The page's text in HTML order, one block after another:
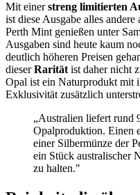
Mit einerstreng limitierten
ist diese Ausgabe alles
Perth Mint genießen unter
Ausgaben sind heute kaum
deutlich höheren Preisen
dieserRarität ist daher nicht
Opal ist ein Naturprodukt mit
Exklusivität zusätzlich
„Australien liefert rund
Opalproduktion. Einen
einer Silbermünze der
ein Stück australischer
zu halten."